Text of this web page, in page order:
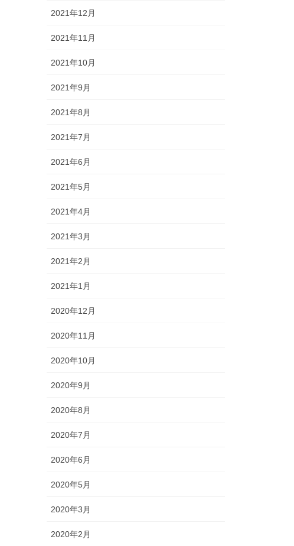
2021年12月
2021年11月
2021年10月
2021年9月
2021年8月
2021年7月
2021年6月
2021年5月
2021年4月
2021年3月
2021年2月
2021年1月
2020年12月
2020年11月
2020年10月
2020年9月
2020年8月
2020年7月
2020年6月
2020年5月
2020年3月
2020年2月